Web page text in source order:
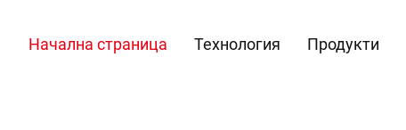
Начална страница Технология Продукти